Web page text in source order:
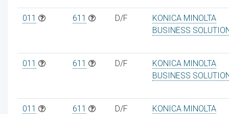
011 611 D/F
KONICA MINOLTA
BUSINESS
011 611 D/F
KONICA MINOLTA
BUSINESS
011 611 D/F
KONICA MINOLTA